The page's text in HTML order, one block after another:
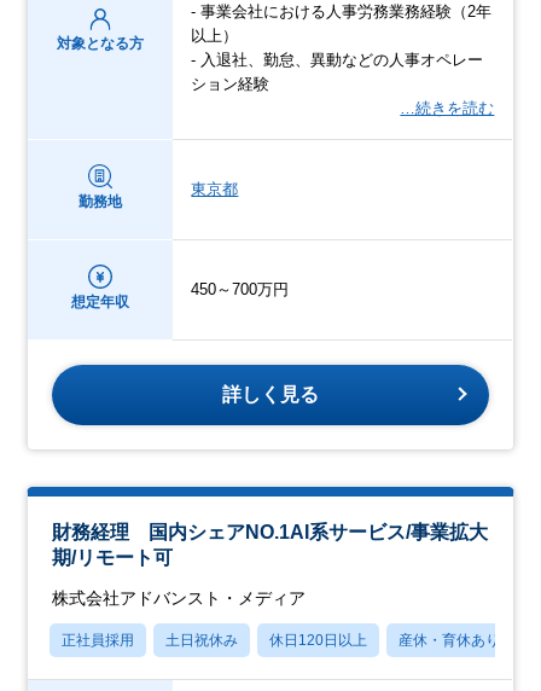
対象となる方
- 事業会社における人事労務業務経験（2年
以上）
- 入退社、勤怠、異動などの人事オペレー
ション経験
…続きを読む
勤務地
東京都
想定年収
450～700万円
詳しく見る
財務経理 国内シェアNO.1AI系サービス/事業拡大
期/リモート可
株式会社アドバンスト・メディア
正社員採用 土日祝休み 休日120日以上 産休・育休あり